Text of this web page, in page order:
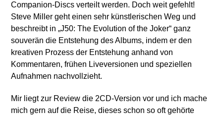
Companion-Discs verteilt werden. Doch weit gefehlt!
Steve Miller geht einen sehr künstlerischen Weg und
beschreibt in „J50: The Evolution of the Joker“ ganz
souverän die Entstehung des Albums, indem er den
kreativen Prozess der Entstehung anhand von
Kommentaren, frühen Liveversionen und speziellen
Aufnahmen nachvollzieht.
Mir liegt zur Review die 2CD-Version vor und ich mache
mich gern auf die Reise, dieses schon so oft gehörte